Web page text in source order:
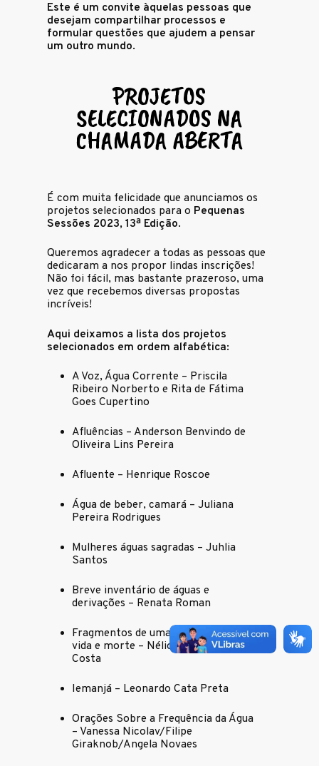
Este é um convite àquelas pessoas que
desejam compartilhar processos e
formular questões que ajudem a pensar
um outro mundo.
PROJETOS
SELECIONADOS NA
CHAMADA ABERTA
É com muita felicidade que anunciamos os
projetos selecionados para o Pequenas
Sessões 2023, 13ª Edição.
Queremos agradecer a todas as pessoas que
dedicaram a nos propor lindas inscrições!
Não foi fácil, mas bastante prazeroso, uma
vez que recebemos diversas propostas
incríveis!
Aqui deixamos a lista dos projetos
selecionados em ordem alfabética:
A Voz, Água Corrente – Priscila
Ribeiro Norberto e Rita de Fátima
Goes Cupertino
Afluências – Anderson Benvindo de
Oliveira Lins Pereira
Afluente – Henrique Roscoe
Água de beber, camará – Juliana
Pereira Rodrigues
Mulheres águas sagradas – Juhlia
Santos
Breve inventário de águas e
derivações – Renata Roman
Fragmentos de uma coreografia de
vida e morte – Nélio José Batista
Costa
Iemanjá – Leonardo Cata Preta
Orações Sobre a Frequência da Água
– Vanessa Nicolav/Filipe
Giraknob/Angela Novaes